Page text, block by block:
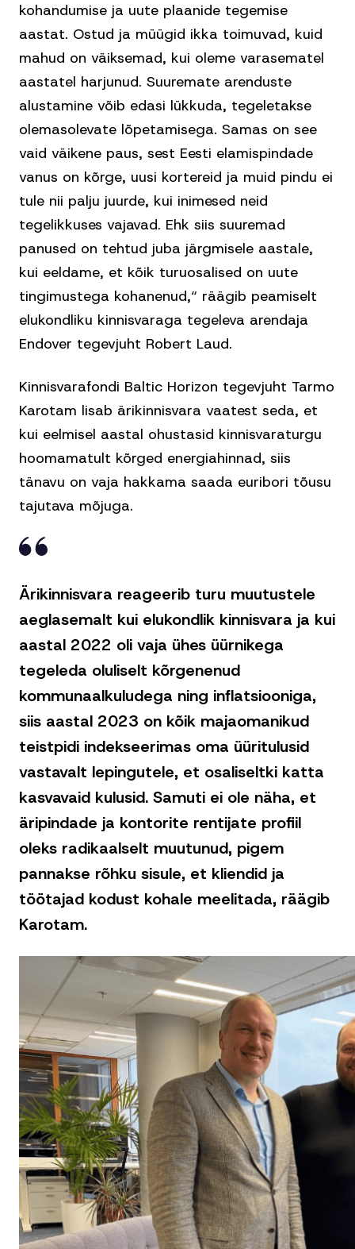
kohandumise ja uute plaanide tegemise
aastat. Ostud ja müügid ikka toimuvad, kuid
mahud on väiksemad, kui oleme varasematel
aastatel harjunud. Suuremate arenduste
alustamine võib edasi lükkuda, tegeletakse
olemasolevate lõpetamisega. Samas on see
vaid väikene paus, sest Eesti elamispindade
vanus on kõrge, uusi kortereid ja muid pindu ei
tule nii palju juurde, kui inimesed neid
tegelikkuses vajavad. Ehk siis suuremad
panused on tehtud juba järgmisele aastale,
kui eeldame, et kõik turuosalised on uute
tingimustega kohanenud,“ räägib peamiselt
elukondliku kinnisvaraga tegeleva arendaja
Endover tegevjuht Robert Laud.
Kinnisvarafondi Baltic Horizon tegevjuht Tarmo
Karotam lisab ärikinnisvara vaatest seda, et
kui eelmisel aastal ohustasid kinnisvaraturgu
hoomamatult kõrged energiahinnad, siis
tänavu on vaja hakkama saada euribori tõusu
tajutava mõjuga.
Ärikinnisvara reageerib turu muutustele
aeglasemalt kui elukondlik kinnisvara ja kui
aastal 2022 oli vaja ühes üürnikega
tegeleda oluliselt kõrgenenud
kommunaalkuludega ning inflatsiooniga,
siis aastal 2023 on kõik majaomanikud
teistpidi indekseerimas oma üüritulusid
vastavalt lepingutele, et osaliseltki katta
kasvavaid kulusid. Samuti ei ole näha, et
äripindade ja kontorite rentijate profiil
oleks radikaalselt muutunud, pigem
pannakse rõhku sisule, et kliendid ja
töötajad kodust kohale meelitada, räägib
Karotam.